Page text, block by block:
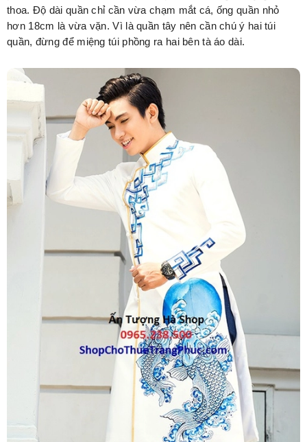
thoa. Độ dài quần chỉ cần vừa chạm mắt cá, ống quần nhỏ
hơn 18cm là vừa vặn. Vì là quần tây nên cần chú ý hai túi
quần, đừng để miệng túi phồng ra hai bên tà áo dài.